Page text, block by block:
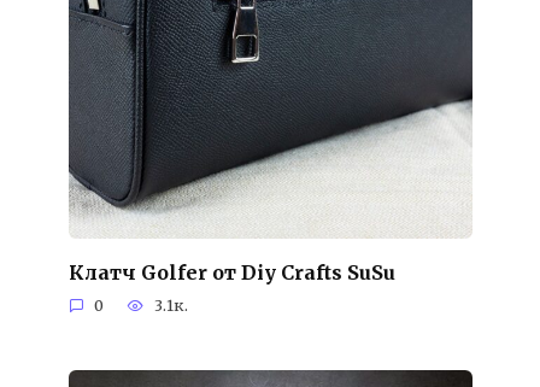
Клатч Golfer от Diy Crafts SuSu
0 3.1к.